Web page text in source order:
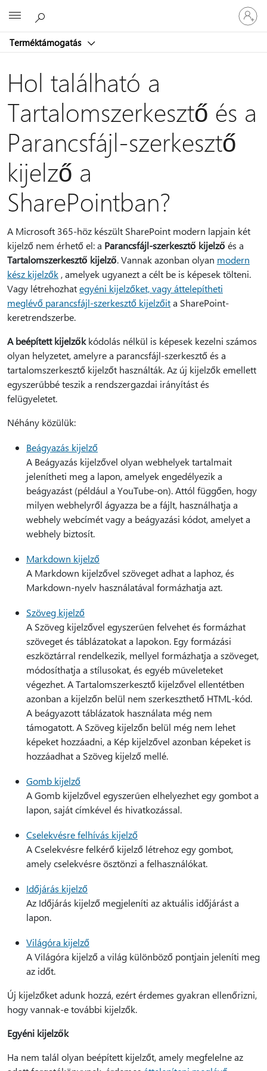
Terméktámogatás
be
a
Hol található a
Tartalomszerkesztő és a
Parancsfájl-szerkesztő
kijelző a
SharePointban?
A Microsoft 365-höz készült SharePoint modern lapjain két
kijelző nem érhető el: a Parancsfájl-szerkesztő kijelző és a
Tartalomszerkesztő kijelző. Vannak azonban olyan modern
kész kijelzők , amelyek ugyanezt a célt be is képesek tölteni.
Vagy létrehozhategyéni kijelzőket, vagy áttelepítheti
meglévő parancsfájl-szerkesztő kijelzőita SharePoint-
keretrendszerbe.
A beépített kijelzőkkódolás nélkül is képesek kezelni számos
olyan helyzetet, amelyre a parancsfájl-szerkesztő és a
tartalomszerkesztő kijelzőt használták. Az új kijelzők emellett
egyszerűbbé teszik a rendszergazdai irányítást és
felügyeletet.
Néhány közülük:
Beágyazás kijelző
A Beágyazás kijelzővel olyan webhelyek tartalmait
jelenítheti meg a lapon, amelyek engedélyezik a
beágyazást (például a YouTube-on). Attól függően, hogy
milyen webhelyről ágyazza be a fájlt, használhatja a
webhely webcímét vagy a beágyazási kódot, amelyet a
webhely biztosít.
Markdown kijelző
A Markdown kijelzővel szöveget adhat a laphoz, és
Markdown-nyelv használatával formázhatja azt.
Szöveg kijelző
A Szöveg kijelzővel egyszerűen felvehet és formázhat
szöveget és táblázatokat a lapokon. Egy formázási
eszköztárral rendelkezik, mellyel formázhatja a szöveget,
módosíthatja a stílusokat, és egyéb műveleteket
végezhet. A Tartalomszerkesztő kijelzővel ellentétben
azonban a kijelzőn belül nem szerkeszthető HTML-kód.
A beágyazott táblázatok használata még nem
támogatott. A Szöveg kijelzőn belül még nem lehet
képeket hozzáadni, a Kép kijelzővel azonban képeket is
hozzáadhat a Szöveg kijelző mellé.
Gomb kijelző
A Gomb kijelzővel egyszerűen elhelyezhet egy gombot a
lapon, saját címkével és hivatkozással.
Cselekvésre felhívás kijelző
A Cselekvésre felkérő kijelző létrehoz egy gombot,
amely cselekvésre ösztönzi a felhasználókat.
Időjárás kijelző
Az Időjárás kijelző megjeleníti az aktuális időjárást a
lapon.
Világóra kijelző
A Világóra kijelző a világ különböző pontjain jeleníti meg
az időt.
Új kijelzőket adunk hozzá, ezért érdemes gyakran ellenőrizni,
hogy vannak-e további kijelzők.
Egyéni kijelzők
Ha nem talál olyan beépített kijelzőt, amely megfelelne az